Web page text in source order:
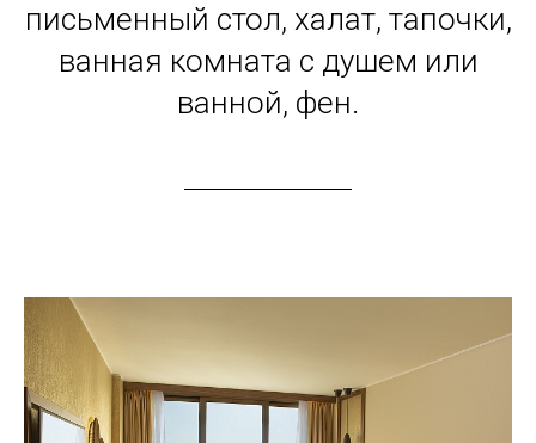
письменный стол, халат, тапочки,
ванная комната с душем или
ванной, фен.